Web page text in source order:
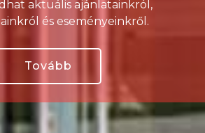
aktuális ajánlatainkról,
és eseményeinkről.
Tovább